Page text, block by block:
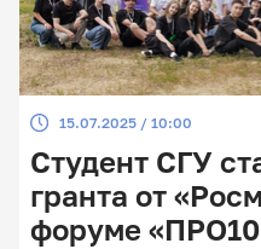
Поиск по темам
15.07.2025 / 10:00
Студент СГУ
гранта от
форуме